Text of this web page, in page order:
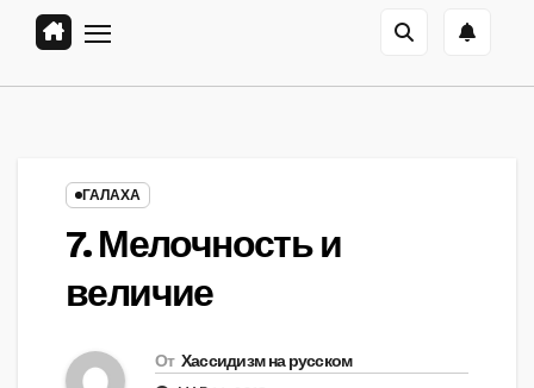
ГАЛАХА
7. Мелочность и
величие
От Хассидизм на русском